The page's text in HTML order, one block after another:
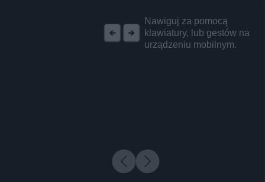
Nawiguj za pomocą
klawiatury, lub gestów na
urządzeniu mobilnym.